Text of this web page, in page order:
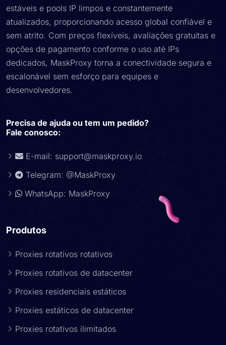
estáveis ​​e pools IP limpos e constantemente
atualizados, proporcionando acesso global confiável e
sem atrito. Com preços flexíveis, avaliações gratuitas e
opções de pagamento conforme o uso até IPs
dedicados, MaskProxy torna a conectividade segura e
escalonável sem esforço para equipes e
desenvolvedores.
Precisa de ajuda ou tem um pedido?
Fale conosco:
E-mail: support@maskproxy.io
Telegram: @MaskProxy
WhatsApp: MaskProxy
Produtos
Proxies rotativos rotativos
Proxies rotativos de datacenter
Proxies residenciais estáticos
Proxies estáticos de datacenter
Proxies rotativos ilimitados